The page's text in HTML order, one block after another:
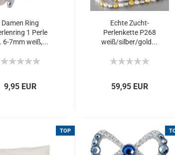
Damen Ring
1 Perle
6-7mm weiß,...
9,95 EUR
Echte Zucht-
Perlenkette P268
weiß/silber/gold...
59,95 EUR
TOP